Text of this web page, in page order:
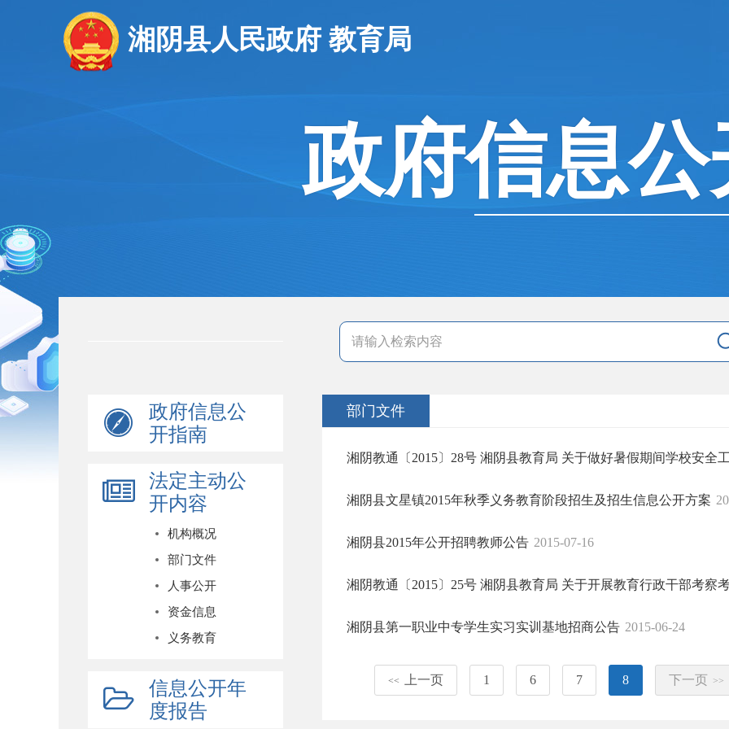
湘阴县人民政府 教育局
政府信息公
政府信息公
开指南
法定主动公
开内容
机构概况
部门文件
人事公开
资金信息
义务教育
信息公开年
度报告
部门文件
湘阴教通〔2015〕28号 湘阴县教育局 关于做好暑假期间学校安全
湘阴县文星镇2015年秋季义务教育阶段招生及招生信息公开方案
湘阴县2015年公开招聘教师公告 2015-07-16
湘阴教通〔2015〕25号 湘阴县教育局 关于开展教育行政干部考察
湘阴县第一职业中专学生实习实训基地招商公告 2015-06-24
<< 上一页 1 6 7 8 下一页 >>